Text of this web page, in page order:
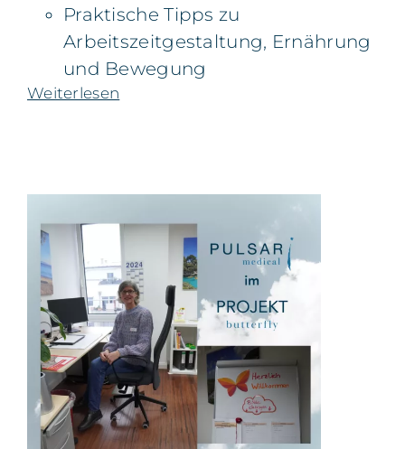
Praktische Tipps zu
Arbeitszeitgestaltung, Ernährung
und Bewegung
Weiterlesen